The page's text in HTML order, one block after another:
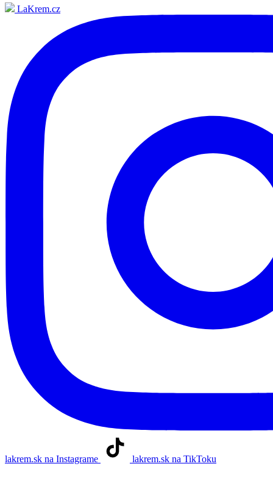
LaKrem.cz
lakrem.sk na Instagrame lakrem.sk na TikToku